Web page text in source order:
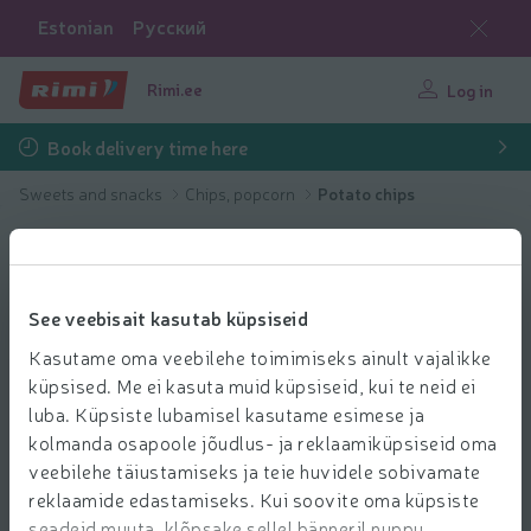
See veebisait kasutab küpsiseid
Kasutame oma veebilehe toimimiseks ainult vajalikke
küpsised. Me ei kasuta muid küpsiseid, kui te neid ei
luba. Küpsiste lubamisel kasutame esimese ja
kolmanda osapoole jõudlus- ja reklaamiküpsiseid oma
veebilehe täiustamiseks ja teie huvidele sobivamate
reklaamide edastamiseks. Kui soovite oma küpsiste
Estonian Русский
Rimi.ee Log in
Book delivery time here
Sweets and snacks Chips, popcorn Potato chips